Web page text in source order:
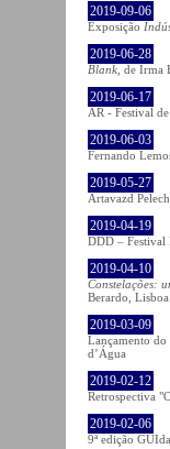
2019-09-06
Exposição
2019-06-28
Blank , de
2019-06-17
AR - Festival
2019-06-03
Fernando
2019-05-27
Artavazd
2019-04-19
DDD – Festival
2019-04-10
Constelações:
Berardo, Lisboa
2019-03-09
Lançamento
d’Água
2019-02-12
Retrospectiva
2019-02-06
9ª edição